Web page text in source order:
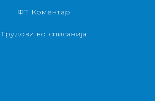
ФТ Коментар
Трудови во списанија